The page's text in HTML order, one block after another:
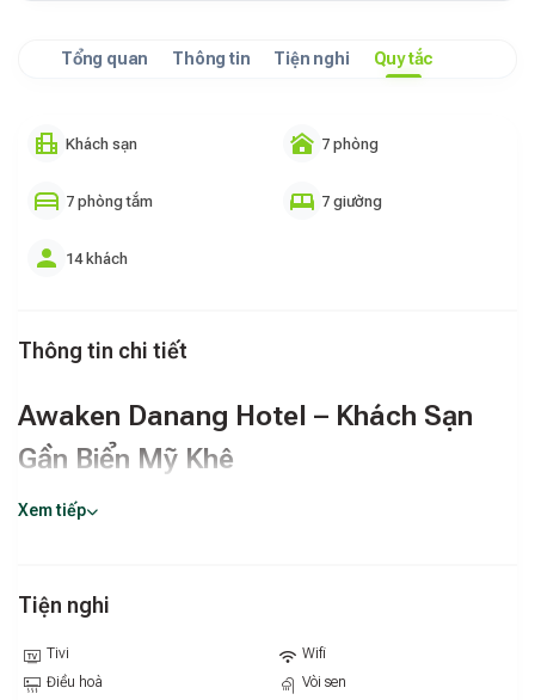
Tổng quan Thông tin Tiện nghi Quy tắc
Khách sạn 7 phòng
7 phòng tắm 7 giường
14 khách
Thông tin chi tiết
Awaken Danang Hotel – Khách Sạn
Gần Biển Mỹ Khê
Awaken Danang Hotel
dễ dàng di chuyển để tắm biển, dạo bộ hoặc thưởng thức
các món hải sản tươi ngon. Với không gian sang trọng nhưng
vẫn ấm cúng, Awaken Danang Hotel mang đến cảm giác thư
Xem tiếp
Tiện nghi
Tivi
Wifi
Điều hoà
Vòi sen